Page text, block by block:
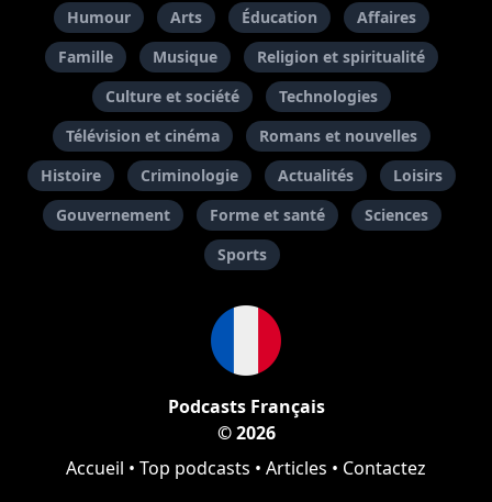
Humour Arts Éducation
Affaires
Famille
Musique
Religion et spiritualité
Culture et société
Technologies
Télévision et cinéma
Romans et nouvelles
Histoire
Criminologie Actualités
Loisirs
Gouvernement
Forme et santé
Sciences
Sports
Podcasts Français
© 2026
Accueil • Top podcasts • Articles • Contactez